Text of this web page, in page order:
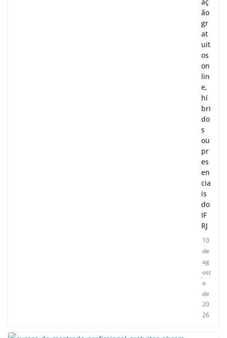
ão
gr
at
uit
os
on
lin
e,
hí
bri
do
s
ou
pr
es
en
cia
is
do
IF
RJ
10
de
ag
ost
o
de
20
26